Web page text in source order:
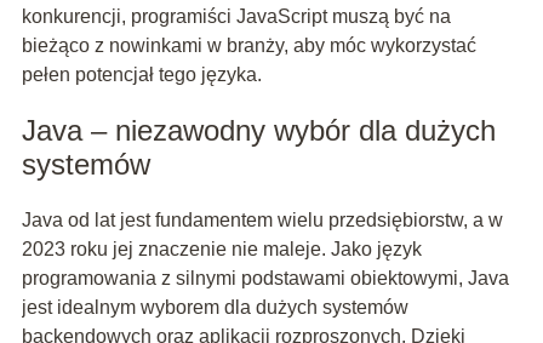
konkurencji, programiści JavaScript muszą być na
bieżąco z nowinkami w branży, aby móc wykorzystać
pełen potencjał tego języka.
Java – niezawodny wybór dla dużych
systemów
Java od lat jest fundamentem wielu przedsiębiorstw, a w
2023 roku jej znaczenie nie maleje. Jako język
programowania z silnymi podstawami obiektowymi, Java
jest idealnym wyborem dla dużych systemów
backendowych oraz aplikacji rozproszonych. Dzięki